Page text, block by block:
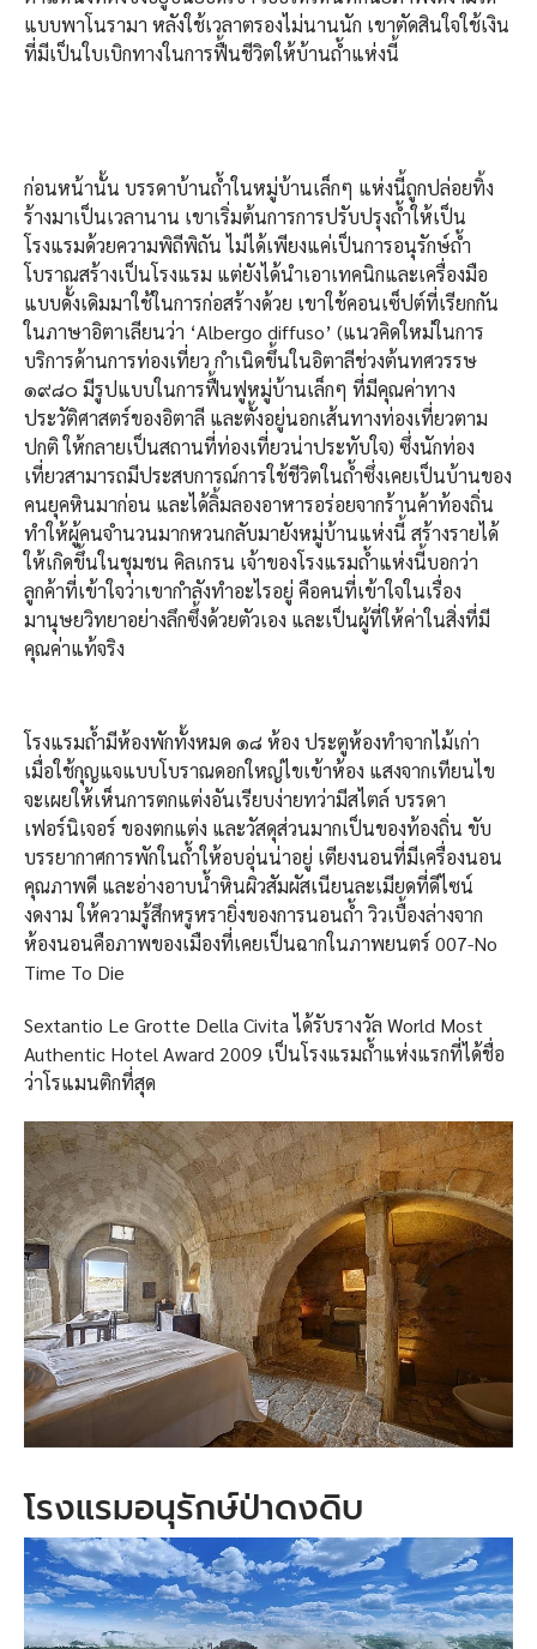
แบบพาโนรามา หลังใช้เวลาตรองไม่นานนัก เขาตัดสินใจใช้เงิน
ที่มีเป็นใบเบิกทางในการฟื้นชีวิตให้บ้านถ้ำแห่งนี้
ก่อนหน้านั้น บรรดาบ้านถ้ำในหมู่บ้านเล็กๆ แห่งนี้ถูกปล่อยทิ้ง
ร้างมาเป็นเวลานาน เขาเริ่มต้นการการปรับปรุงถ้ำให้เป็น
โรงแรมด้วยความพิถีพิถัน ไม่ได้เพียงแค่เป็นการอนุรักษ์ถ้ำ
โบราณสร้างเป็นโรงแรม แต่ยังได้นำเอาเทคนิกและเครื่องมือ
แบบดั้งเดิมมาใช้ในการก่อสร้างด้วย เขาใช้คอนเซ็ปต์ที่เรียกกัน
ในภาษาอิตาเลียนว่า ‘Albergo diffuso’ (แนวคิดใหม่ในการ
บริการด้านการท่องเที่ยว กำเนิดขึ้นในอิตาลีช่วงต้นทศวรรษ
๑๙๘๐ มีรูปแบบในการฟื้นฟูหมู่บ้านเล็กๆ ที่มีคุณค่าทาง
ประวัติศาสตร์ของอิตาลี และตั้งอยู่นอกเส้นทางท่องเที่ยวตาม
ปกติ ให้กลายเป็นสถานที่ท่องเที่ยวน่าประทับใจ) ซึ่งนักท่อง
เที่ยวสามารถมีประสบการณ์การใช้ชีวิตในถ้ำซึ่งเคยเป็นบ้านของ
คนยุคหินมาก่อน และได้ลิ้มลองอาหารอร่อยจากร้านค้าท้องถิ่น
ทำให้ผู้คนจำนวนมากหวนกลับมายังหมู่บ้านแห่งนี้ สร้างรายได้
ให้เกิดขึ้นในชุมชน คิลเกรน เจ้าของโรงแรมถ้ำแห่งนี้บอกว่า
ลูกค้าที่เข้าใจว่าเขากำลังทำอะไรอยู่ คือคนที่เข้าใจในเรื่อง
มานุษยวิทยาอย่างลึกซึ้งด้วยตัวเอง และเป็นผู้ที่ให้ค่าในสิ่งที่มี
คุณค่าแท้จริง
โรงแรมถ้ำมีห้องพักทั้งหมด ๑๘ ห้อง ประตูห้องทำจากไม้เก่า
เมื่อใช้กุญแจแบบโบราณดอกใหญ่ไขเข้าห้อง แสงจากเทียนไข
จะเผยให้เห็นการตกแต่งอันเรียบง่ายทว่ามีสไตล์ บรรดา
เฟอร์นิเจอร์ ของตกแต่ง และวัสดุส่วนมากเป็นของท้องถิ่น ขับ
บรรยากาศการพักในถ้ำให้อบอุ่นน่าอยู่ เตียงนอนที่มีเครื่องนอน
คุณภาพดี และอ่างอาบน้ำหินผิวสัมผัสเนียนละเมียดที่ดีไซน์
งดงาม ให้ความรู้สึกหรูหรายิ่งของการนอนถ้ำ วิวเบื้องล่างจาก
ห้องนอนคือภาพของเมืองที่เคยเป็นฉากในภาพยนตร์ 007-No
Time To Die
Sextantio Le Grotte Della Civita ได้รับรางวัล World Most
Authentic Hotel Award 2009 เป็นโรงแรมถ้ำแห่งแรกที่ได้ชื่อ
ว่าโรแมนติกที่สุด
โรงแรมอนุรักษ์ป่าดงดิบ